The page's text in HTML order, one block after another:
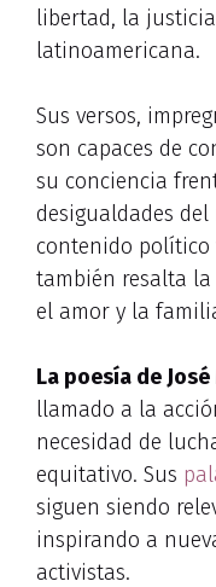
libertad, la
latinoamericana.
Sus versos,
son capaces de
su conciencia
desigualdades del
contenido
también resalta
el amor y la
La poesía de
llamado a la
necesidad de
equitativo. Sus
siguen siendo
inspirando a
activistas.